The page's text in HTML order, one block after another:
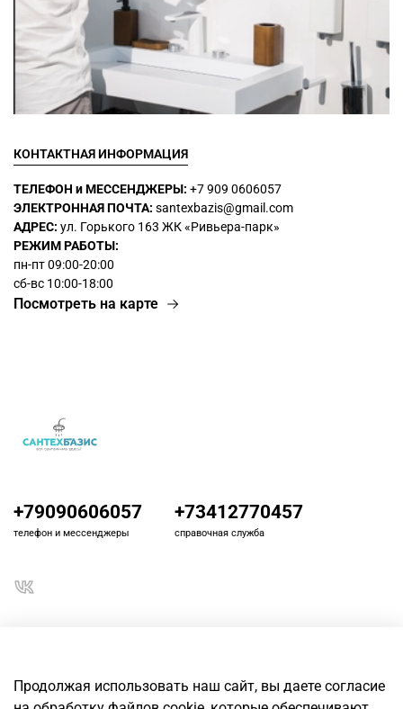
КОНТАКТНАЯ ИНФОРМАЦИЯ
ТЕЛЕФОН и МЕССЕНДЖЕРЫ: +7 909 0606057
ЭЛЕКТРОННАЯ ПОЧТА: santexbazis@gmail.com
АДРЕС: ул. Горького 163 ЖК«Ривьера-парк»
РЕЖИМ РАБОТЫ:
пн-пт 09:00-20:00
сб-вс 10:00-18:00
Посмотреть на карте
+79090606057
телефон и мессенджеры
+73412770457
справочная служба
Продолжая использовать наш сайт, вы даете согласие